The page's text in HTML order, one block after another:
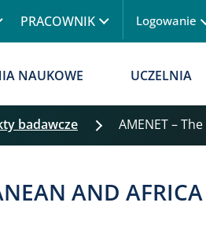
PRACOWNIK Menu
Logowanie
NAUKOWE UCZELNIA
badawcze AMENET –
AND